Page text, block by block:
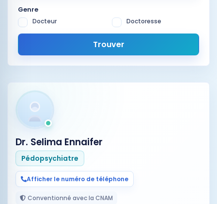
Genre
Docteur Doctoresse
Trouver
Dr. Selima Ennaifer
Pédopsychiatre
Afficher le numéro de téléphone
Conventionné avec la CNAM